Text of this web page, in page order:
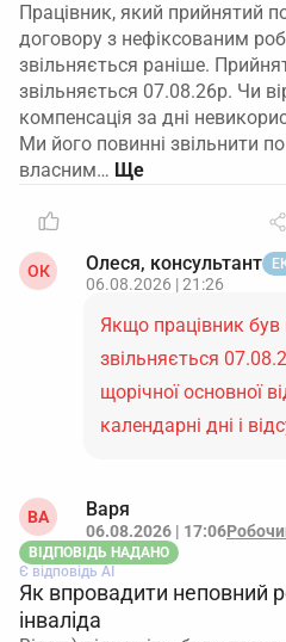
Працівник, який прийнятий
договору з нефіксованим
звільняється раніше.
звільняється 07.08.26р. Чи
компенсація за дні
Ми його повинні звільнити
власним…
ОК Олеся, консультант
06.08.2026 | 21:26
Якщо працівник був
звільняється
щорічної основної
календарні дні і
ВА Варя
06.08.2026 | 17:06
ВІДПОВІДЬ НАДАНО
Є відповідь АІ
Як впровадити неповний
інваліда